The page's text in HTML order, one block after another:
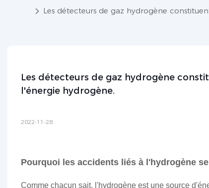
Les détecteurs de gaz hydrogène
Les détecteurs de gaz hydrogène
l'énergie hydrogène.
2022-11-28
Pourquoi les accidents liés à l'hydrogène
Comme chacun sait, l'hydrogène est une source